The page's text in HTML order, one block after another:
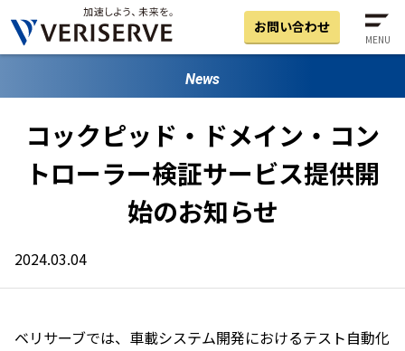
お問い合わせ
MENU
News
コックピッド・ドメイン・コン
トローラー検証サービス提供開
始のお知らせ
2024.03.04
ベリサーブでは、車載システム開発におけるテスト自動化